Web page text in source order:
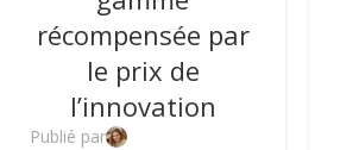
récompensée par
le prix de
l’innovation
Publié par